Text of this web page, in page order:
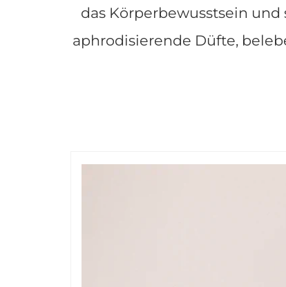
das Körperbewusstsein
aphrodisierende Düfte,